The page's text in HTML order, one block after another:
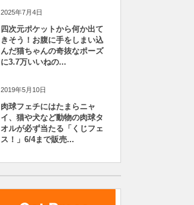
2025年7月4日
四次元ポケットから何か出て
きそう！お腹に手をしまい込
んだ猫ちゃんの奇抜なポーズ
に3.7万いいねの...
2019年5月10日
肉球フェチにはたまらニャ
イ、猫や犬など動物の肉球タ
オルが必ず当たる「くじフェ
ス！」6/4まで販売...